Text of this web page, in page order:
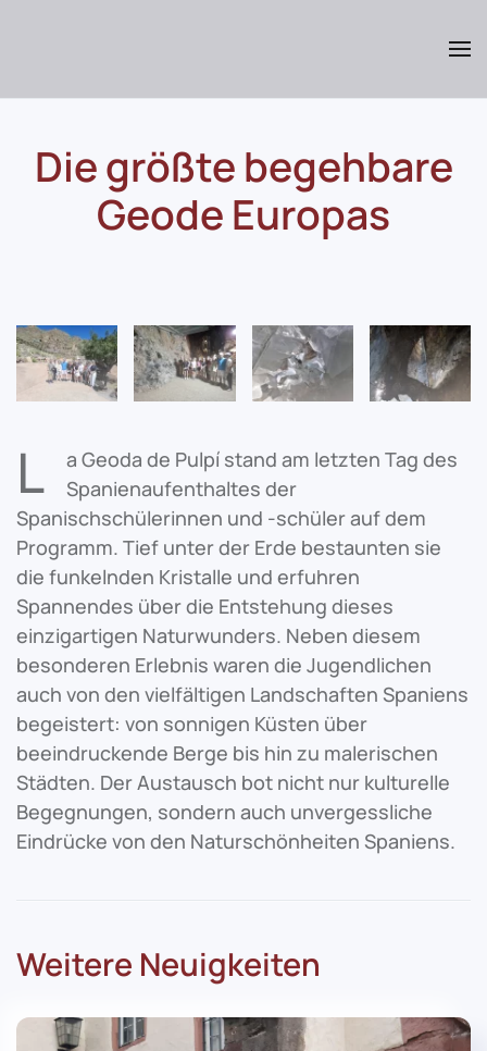
Die größte begehbare
Geode Europas
L
a Geoda de Pulpí stand am letzten Tag des
Spanienaufenthaltes der
Spanischschülerinnen und -schüler auf dem
Programm. Tief unter der Erde bestaunten sie
die funkelnden Kristalle und erfuhren
Spannendes über die Entstehung dieses
einzigartigen Naturwunders. Neben diesem
besonderen Erlebnis waren die Jugendlichen
auch von den vielfältigen Landschaften Spaniens
begeistert: von sonnigen Küsten über
beeindruckende Berge bis hin zu malerischen
Städten. Der Austausch bot nicht nur kulturelle
Begegnungen, sondern auch unvergessliche
Eindrücke von den Naturschönheiten Spaniens.
Weitere Neuigkeiten